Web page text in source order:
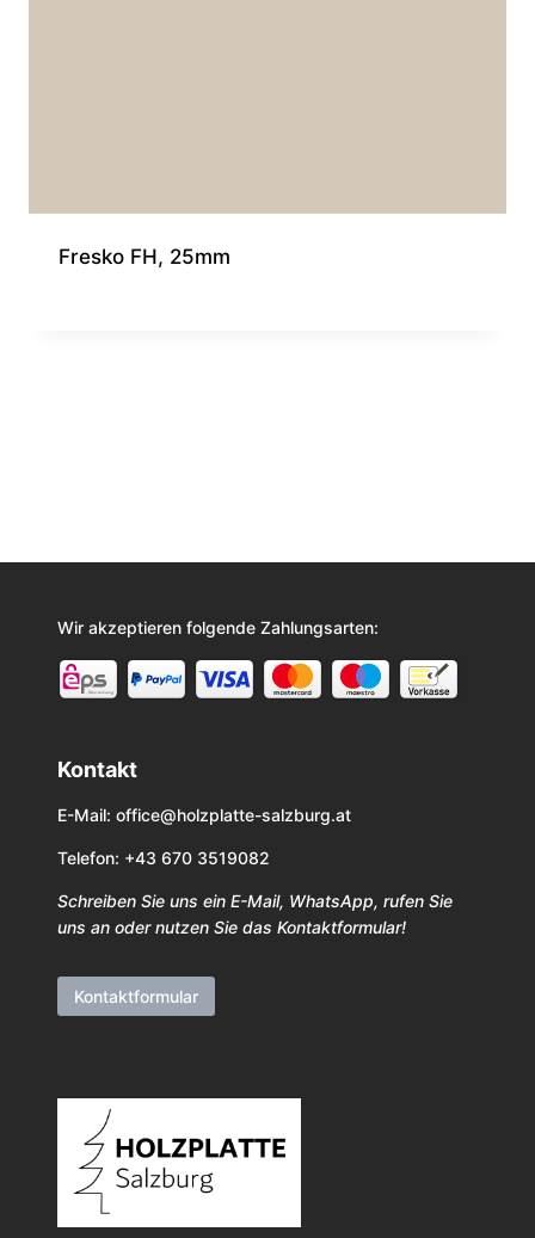
Fresko FH, 25mm
Wir akzeptieren folgende Zahlungsarten:
Kontakt
E-Mail: office@holzplatte-salzburg.at
Telefon: +43 670 3519082
Schreiben Sie uns ein E-Mail, WhatsApp, rufen Sie
uns an oder nutzen Sie das Kontaktformular!
Kontaktformular